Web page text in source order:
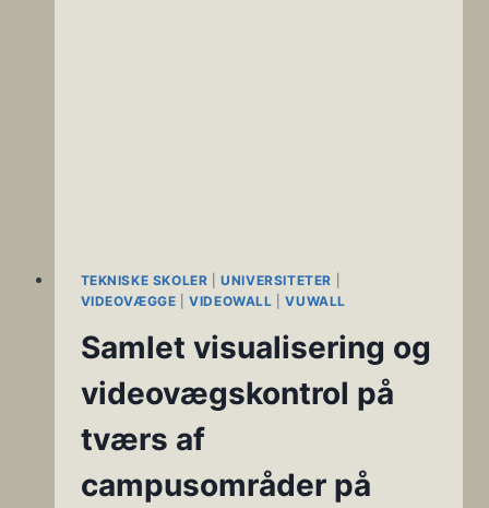
TEKNISKE SKOLER |UNIVERSITETER
VIDEOVÆGGE |VIDEOWALL |VUWALL
Samlet visualisering og
videovægskontrol på
tværs af
campusområder på